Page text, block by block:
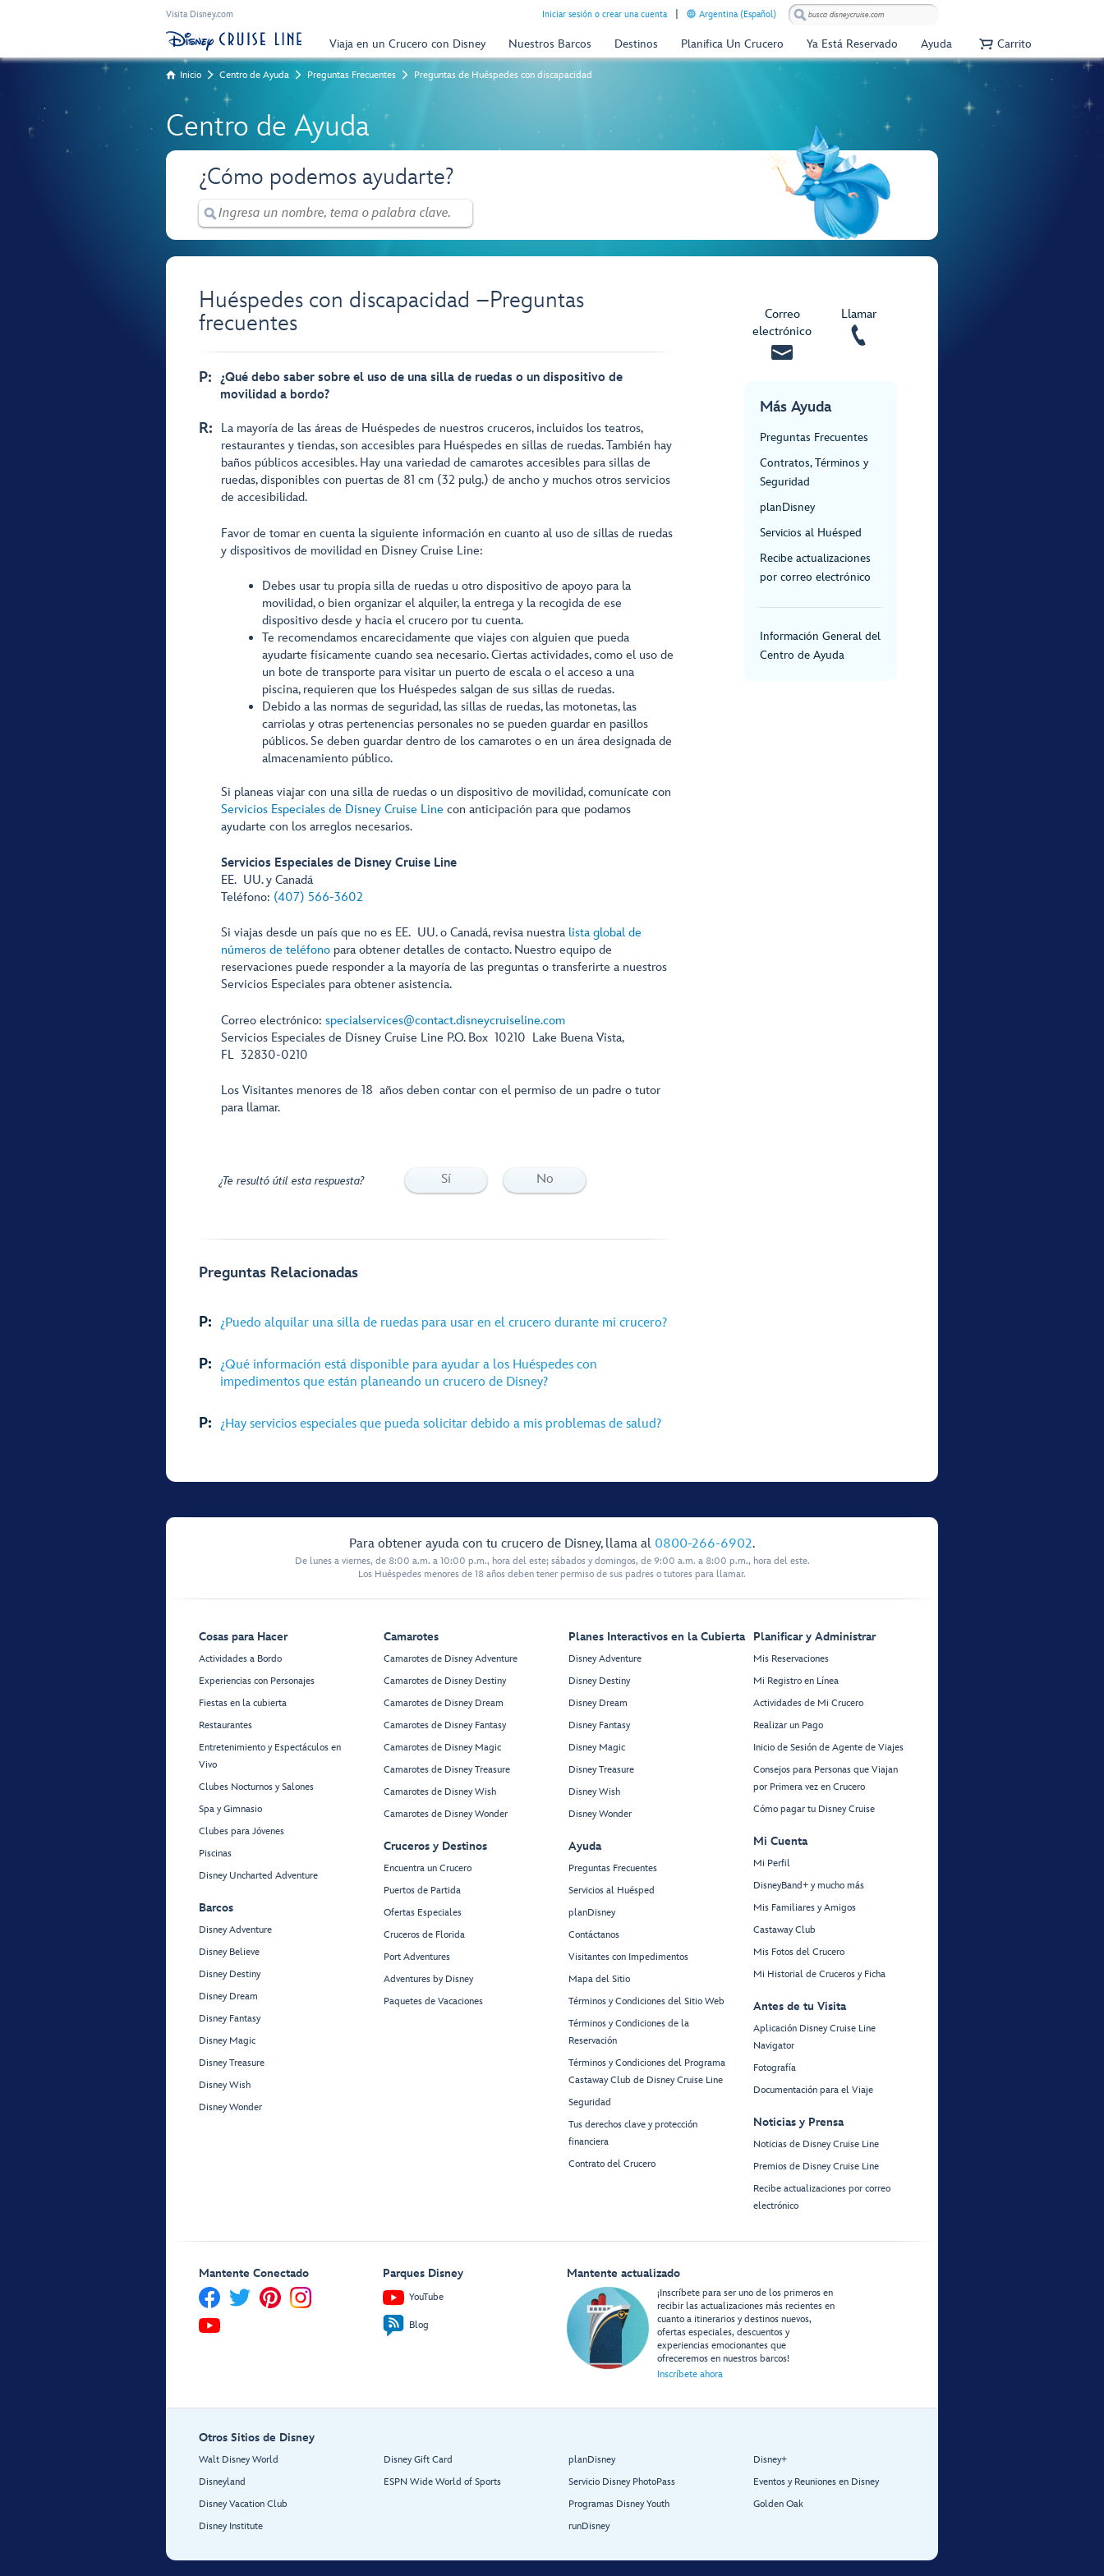
Visita Disney.com Iniciar sesión o crear una cuenta Argentina (Español)
Viaja en un Crucero con Disney Nuestros Barcos Destinos Planifica Un Crucero Ya Está Reservado Ayuda Carrito
Inicio Centro de Ayuda Preguntas Frecuentes Preguntas de Huéspedes con discapacidad
Centro de Ayuda
¿Cómo podemos ayudarte?
Huéspedes con discapacidad –Preguntas
frecuentes
P: ¿Qué debo saber sobre el uso de una silla de ruedas o un dispositivo de
movilidad a bordo?
R:
La mayoría de las áreas de Huéspedes de nuestros cruceros, incluidos los teatros,
restaurantes y tiendas, son accesibles para Huéspedes en sillas de ruedas. También hay
baños públicos accesibles. Hay una variedad de camarotes accesibles para sillas de
ruedas, disponibles con puertas de 81 cm (32 pulg.) de ancho y muchos otros servicios
de accesibilidad.
Favor de tomar en cuenta la siguiente información en cuanto al uso de sillas de ruedas
y dispositivos de movilidad en Disney Cruise Line:
Debes usar tu propia silla de ruedas u otro dispositivo de apoyo para la
movilidad, o bien organizar el alquiler, la entrega y la recogida de ese
dispositivo desde y hacia el crucero por tu cuenta.
Te recomendamos encarecidamente que viajes con alguien que pueda
ayudarte físicamente cuando sea necesario. Ciertas actividades, como el uso de
un bote de transporte para visitar un puerto de escala o el acceso a una
piscina, requieren que los Huéspedes salgan de sus sillas de ruedas.
Debido a las normas de seguridad, las sillas de ruedas, las motonetas, las
carriolas y otras pertenencias personales no se pueden guardar en pasillos
públicos. Se deben guardar dentro de los camarotes o en un área designada de
almacenamiento público.
Si planeas viajar con una silla de ruedas o un dispositivo de movilidad, comunícate con
Servicios Especiales de Disney Cruise Line con anticipación para que podamos
ayudarte con los arreglos necesarios.
Servicios Especiales de Disney Cruise Line
EE. UU. y Canadá
Teléfono: (407) 566-3602
Si viajas desde un país que no es EE. UU. o Canadá, revisa nuestra lista global de
números de teléfono para obtener detalles de contacto. Nuestro equipo de
reservaciones puede responder a la mayoría de las preguntas o transferirte a nuestros
Servicios Especiales para obtener asistencia.
Correo electrónico: specialservices@contact.disneycruiseline.com
Servicios Especiales de Disney Cruise Line P.O. Box 10210 Lake Buena Vista,
FL 32830-0210
Los Visitantes menores de 18 años deben contar con el permiso de un padre o tutor
para llamar.
¿Te resultó útil esta respuesta? Sí No
Preguntas Relacionadas
P: ¿Puedo alquilar una silla de ruedas para usar en el crucero durante mi crucero?
P:
¿Qué información está disponible para ayudar a los Huéspedes con
impedimentos que están planeando un crucero de Disney?
P: ¿Hay servicios especiales que pueda solicitar debido a mis problemas de salud?
Correo
electrónico
Llamar
Más Ayuda
Preguntas Frecuentes
Contratos, Términos y
Seguridad
planDisney
Servicios al Huésped
Recibe actualizaciones
por correo electrónico
Información General del
Centro de Ayuda
Para obtener ayuda con tu crucero de Disney, llama al 0800-266-6902.
De lunes a viernes, de 8:00 a.m. a 10:00 p.m., hora del este; sábados y domingos, de 9:00 a.m. a 8:00 p.m., hora del este.
Los Huéspedes menores de 18 años deben tener permiso de sus padres o tutores para llamar.
Cosas para Hacer
Actividades a Bordo
Experiencias con Personajes
Fiestas en la cubierta
Restaurantes
Entretenimiento y Espectáculos en
Vivo
Clubes Nocturnos y Salones
Spa y Gimnasio
Clubes para Jóvenes
Piscinas
Disney Uncharted Adventure
Barcos
Disney Adventure
Disney Believe
Disney Destiny
Disney Dream
Disney Fantasy
Disney Magic
Disney Treasure
Disney Wish
Disney Wonder
Camarotes
Camarotes de Disney Adventure
Camarotes de Disney Destiny
Camarotes de Disney Dream
Camarotes de Disney Fantasy
Camarotes de Disney Magic
Camarotes de Disney Treasure
Camarotes de Disney Wish
Camarotes de Disney Wonder
Cruceros y Destinos
Encuentra un Crucero
Puertos de Partida
Ofertas Especiales
Cruceros de Florida
Port Adventures
Adventures by Disney
Paquetes de Vacaciones
Planes Interactivos en la Cubierta
Disney Adventure
Disney Destiny
Disney Dream
Disney Fantasy
Disney Magic
Disney Treasure
Disney Wish
Disney Wonder
Ayuda
Preguntas Frecuentes
Servicios al Huésped
planDisney
Contáctanos
Visitantes con Impedimentos
Mapa del Sitio
Términos y Condiciones del Sitio Web
Términos y Condiciones de la
Reservación
Términos y Condiciones del Programa
Castaway Club de Disney Cruise Line
Seguridad
Tus derechos clave y protección
financiera
Contrato del Crucero
Planificar y Administrar
Mis Reservaciones
Mi Registro en Línea
Actividades de Mi Crucero
Realizar un Pago
Inicio de Sesión de Agente de Viajes
Consejos para Personas que Viajan
por Primera vez en Crucero
Cómo pagar tu Disney Cruise
Mi Cuenta
Mi Perfil
DisneyBand+ y mucho más
Mis Familiares y Amigos
Castaway Club
Mis Fotos del Crucero
Mi Historial de Cruceros y Ficha
Antes de tu Visita
Aplicación Disney Cruise Line
Navigator
Fotografía
Documentación para el Viaje
Noticias y Prensa
Noticias de Disney Cruise Line
Premios de Disney Cruise Line
Recibe actualizaciones por correo
electrónico
Mantente Conectado Parques Disney
YouTube
Blog
Mantente actualizado
¡Inscríbete para ser uno de los primeros en
recibir las actualizaciones más recientes en
cuanto a itinerarios y destinos nuevos,
ofertas especiales, descuentos y
experiencias emocionantes que
ofreceremos en nuestros barcos!
Inscríbete ahora
Otros Sitios de Disney
Walt Disney World
Disneyland
Disney Vacation Club
Disney Institute
Disney Gift Card
ESPN Wide World of Sports
planDisney
Servicio Disney PhotoPass
Programas Disney Youth
runDisney
Disney+
Eventos y Reuniones en Disney
Golden Oak